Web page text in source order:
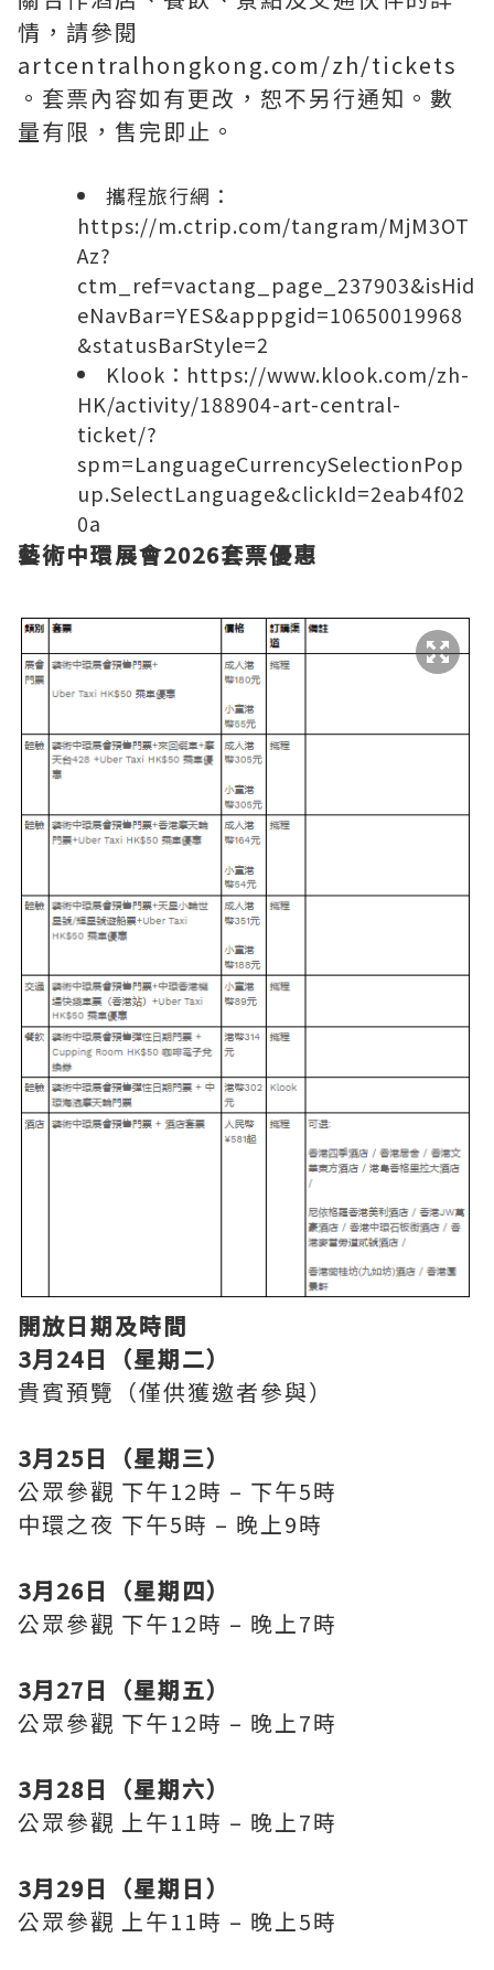
情，請參閱
artcentralhongkong.com/zh/tickets
。套票內容如有更改，恕不另行通知。數
量有限，售完即止。
攜程旅行網：
https://m.ctrip.com/tangram/MjM3OT
Az?
ctm_ref=vactang_page_237903&isHid
eNavBar=YES&apppgid=10650019968
&statusBarStyle=2
Klook： https://www.klook.com/zh-
HK/activity/188904-art-central-
ticket/?
spm=LanguageCurrencySelectionPop
up.SelectLanguage&clickId=2eab4f02
0a
藝術中環展會2026套票優惠
開放日期及時間
3月24日（星期二）
貴賓預覽（僅供獲邀者參與）
3月25日（星期三）
公眾參觀 下午12時 – 下午5時
中環之夜 下午5時 – 晚上9時
3月26日（星期四）
公眾參觀 下午12時 – 晚上7時
3月27日（星期五）
公眾參觀 下午12時 – 晚上7時
3月28日（星期六）
公眾參觀 上午11時 – 晚上7時
3月29日（星期日）
公眾參觀 上午11時 – 晚上5時